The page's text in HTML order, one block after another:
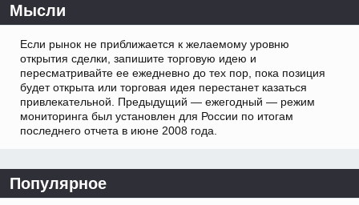
Мысли
Если рынок не приближается к желаемому уровню
открытия сделки, запишите торговую идею и
пересматривайте ее ежедневно до тех пор, пока позиция
будет открыта или торговая идея перестанет казаться
привлекательной. Предыдущий — ежегодный — режим
мониторинга был установлен для России по итогам
последнего отчета в июне 2008 года.
Популярное